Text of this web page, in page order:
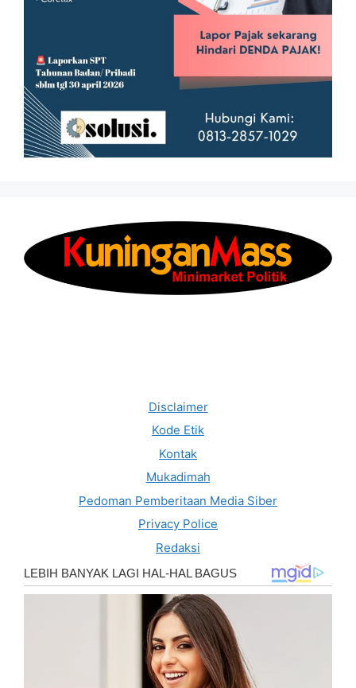
Disclaimer
Kode Etik
Kontak
Mukadimah
Pedoman Pemberitaan Media Siber
Privacy Police
Redaksi